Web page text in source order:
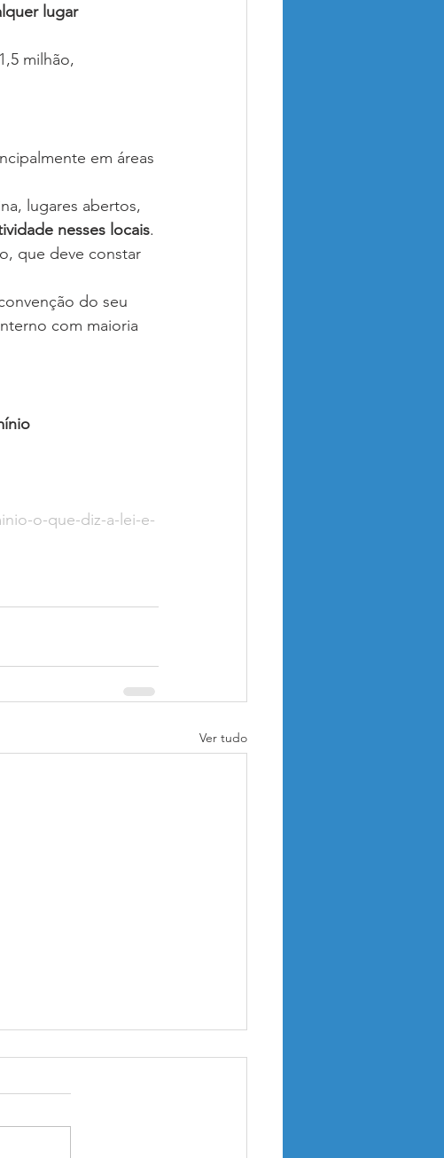
lugar
milhão,
em áreas
lugares abertos,
nesses locais.
que deve constar
do seu
com maioria
o-que-diz-a-lei-e-
Ver tudo